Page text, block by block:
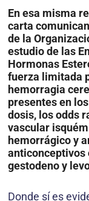
En esa misma
carta
de la
estudio de las
Hormonas
fuerza limitada
hemorragia
presentes en
dosis, los odds
vascular
hemorrágico y
anticonceptivos
gestodeno y
Donde sí es